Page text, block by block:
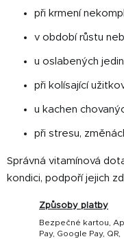
při krmení
v období růstu
u oslabených
při kolísající
u kachen
při stresu,
Správná vitamínová
kondici, podpoří jejich
Způsoby platby
Bezpečné kartou,
Pay, Google Pay, QR,